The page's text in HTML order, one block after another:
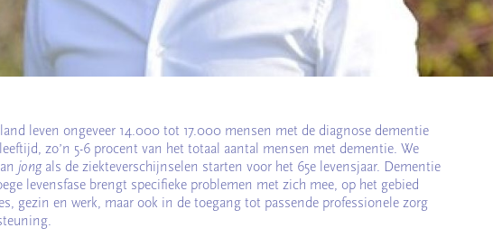
leven ongeveer 14.000 tot 17.000 mensen met de diagnose dementie
zo’n 5-6 procent van het totaal aantal mensen met dementie. We
jong als de ziekteverschijnselen starten voor het 65e levensjaar. Dementie
levensfase brengt specifieke problemen met zich mee, op het gebied
gezin en werk, maar ook in de toegang tot passende professionele zorg